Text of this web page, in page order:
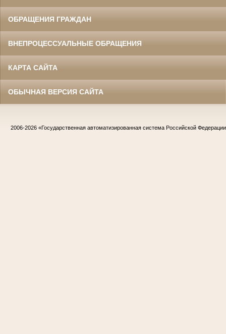
ОБРАЩЕНИЯ ГРАЖДАН
ВНЕПРОЦЕССУАЛЬНЫЕ ОБРАЩЕНИЯ
КАРТА САЙТА
ОБЫЧНАЯ ВЕРСИЯ САЙТА
2006-2026 «Государственная автоматизированная система Российской